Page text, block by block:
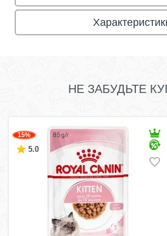
НЕ ЗАБУДЬТЕ
15%
5.0